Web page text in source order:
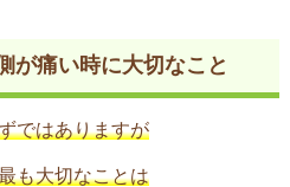
が痛い時に大切なこと
ではありますが
も大切なことは